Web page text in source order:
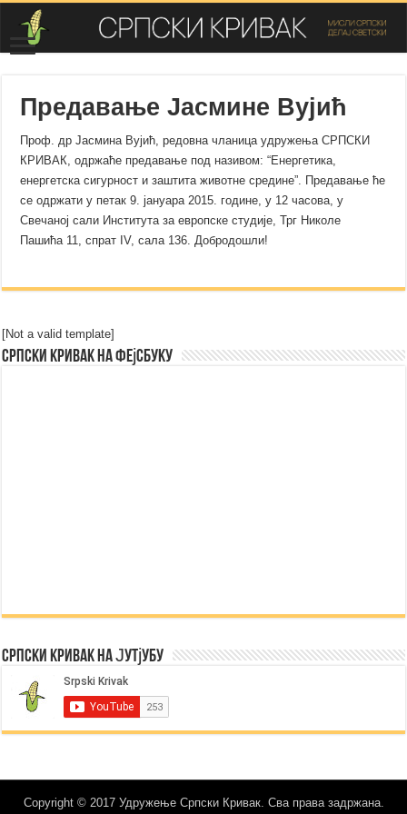
Предавање Јасмине Вујић
Проф. др Јасмина Вујић, редовна чланица удружења СРПСКИ
КРИВАК, одржаће предавање под називом: “Енергетика,
енергетска сигурност и заштита животне средине”. Предавање ће
се одржатиу петак 9. јануара 2015. године, у 12 часова, у
Свечаној сали Института за европске студије, Трг Николе
Пашића 11, спрат IV, сала 136. Добродошли!
[Not a valid template]
Српски Кривак на Фејсбуку
Српски Кривак на Јутјубу
Copyright © 2017 Удружење Српски Кривак. Сва права задржана.